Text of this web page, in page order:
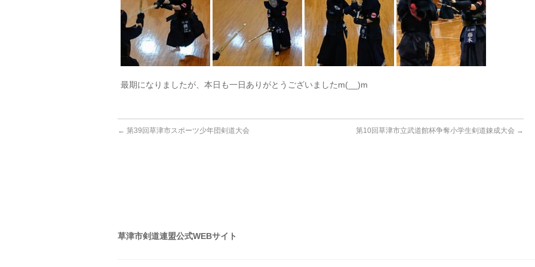
最期になりましたが、本日も一日ありがとうございましたm(__)m
← 第39回草津市スポーツ少年団剣道大会 第10回草津市立武道館杯争奪小学生剣道錬成大会 →
草津市剣道連盟公式WEBサイト